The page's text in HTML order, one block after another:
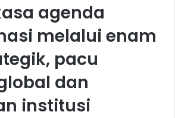
agenda
melalui enam
pacu
dan
institusi